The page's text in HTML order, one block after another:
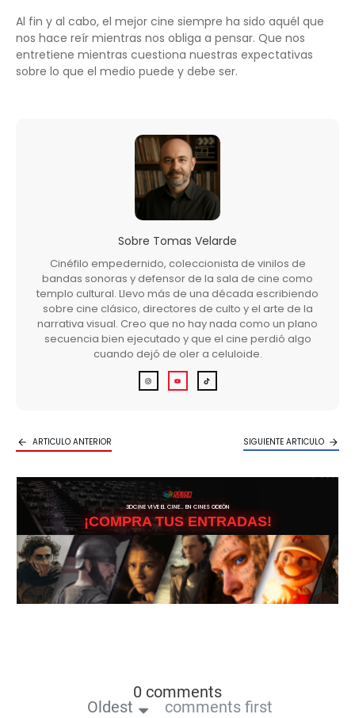
Al fin y al cabo, el mejor cine siempre ha sido aquél que
nos hace reír mientras nos obliga a pensar. Que nos
entretiene mientras cuestiona nuestras expectativas
sobre lo que el medio puede y debe ser.
Sobre Tomas Velarde
Cinéfilo empedernido, coleccionista de vinilos de
bandas sonoras y defensor de la sala de cine como
templo cultural. Llevo más de una década escribiendo
sobre cine clásico, directores de culto y el arte de la
narrativa visual. Creo que no hay nada como un plano
secuencia bien ejecutado y que el cine perdió algo
cuando dejó de oler a celuloide.
ARTICULO ANTERIOR SIGUIENTE ARTICULO
3DCINE VIVE EL CINE… EN CINES ODEÓN
¡COMPRA TUS ENTRADAS!
0 comments
Oldest comments first